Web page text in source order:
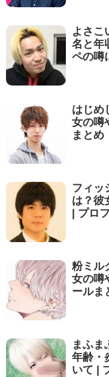
よさこ
名と年
ペの噂
はじめ
女の噂
まとめ
フィッ
は？彼
| プロ
粉ミル
女の噂
ールま
まふま
年齢・
いて |